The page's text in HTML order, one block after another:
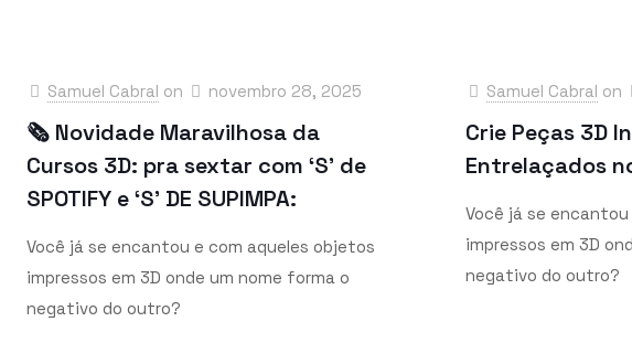
Samuel Cabral on novembro 28, 2025
🗞 Novidade Maravilhosa da
Cursos 3D: pra sextar com ‘S’ de
SPOTIFY e ‘S’ DE SUPIMPA:
Você já se encantou e com aqueles objetos
impressos em 3D onde um nome forma o
negativo do outro?
Samuel Cabral on
Crie Peças 3D
Entrelaçados
Você já se
impressos em 3D
negativo do outro?